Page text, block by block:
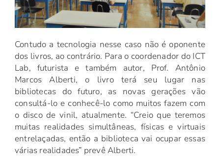
Contudo a tecnologia nesse caso não é oponente
dos livros, ao contrário. Para o coordenador do ICT
Lab, futurista e também autor, Prof. Antônio
Marcos Alberti, o livro terá seu lugar nas
bibliotecas do futuro, as novas gerações vão
consultá-lo e conhecê-lo como muitos fazem com
o disco de vinil, atualmente. “Creio que teremos
muitas realidades simultâneas, físicas e virtuais
entrelaçadas, então a biblioteca vai ocupar essas
várias realidades” prevê Alberti.